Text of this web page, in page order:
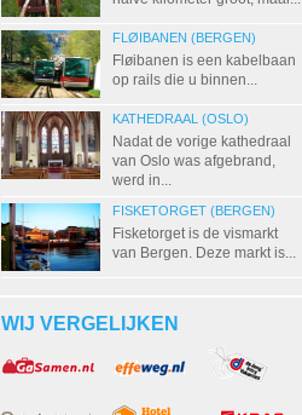
FLØIBANEN (BERGEN)
Fløibanen is een kabelbaan
op rails die u binnen...
KATHEDRAAL (OSLO)
Nadat de vorige kathedraal
van Oslo was afgebrand,
werd in...
FISKETORGET (BERGEN)
Fisketorget is de vismarkt
van Bergen. Deze markt is...
WIJ VERGELIJKEN